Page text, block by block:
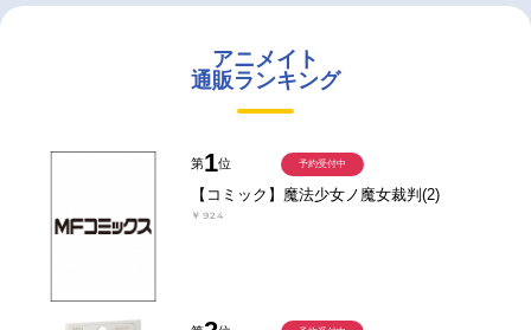
アニメイト
通販ランキング
第1位
【コミック】魔法少女ノ魔女裁判(2)
￥924
予約受付中